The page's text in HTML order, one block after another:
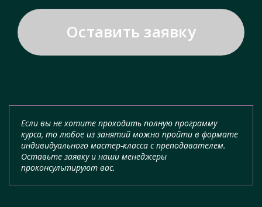
Если вы не хотите проходить полную программу
курса, то любое из занятий можно пройти в формате
индивидуального мастер-класса с преподавателем.
Оставьте заявку и наши менеджеры
проконсультируют вас.